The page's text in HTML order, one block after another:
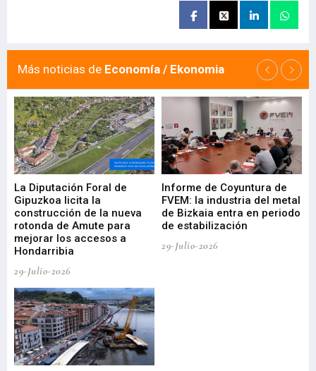
Más noticias de Economía / Ekonomia
La Diputación Foral de
Gipuzkoa licita la
construcción de la nueva
rotonda de Amute para
mejorar los accesos a
Hondarribia
29-Julio-2026
Informe de Coyuntura de
FVEM: la industria del metal
de Bizkaia entra en periodo
de estabilización
29-Julio-2026